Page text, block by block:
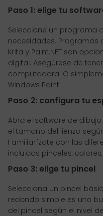
Paso 1: elige tu
Seleccione un programa
necesidades. Programas
Krita y Paint.NET son
digital. Asegúrese de
computadora. O
Windows Paint.
Paso 2: configura tu
Abra el software de
el tamaño del lienzo
Familiarízate con las
incluidos pinceles,
Paso 3: elige tu pincel
Selecciona un pincel
redondo simple es una
del pincel según el nivel